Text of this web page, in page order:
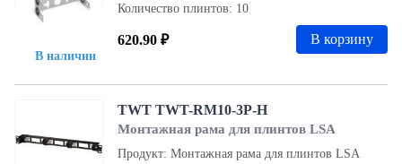
В наличии
Количество плинтов: 10
620.90 ₽ В корзину
TWT TWT-RM10-3P-H
Монтажная рама для плинтов LSA
Продукт: Монтажная рама для плинтов LSA